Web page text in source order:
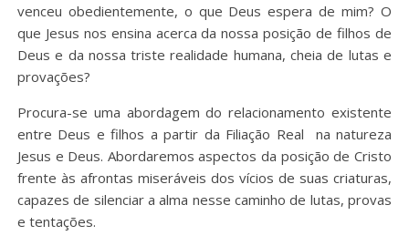
venceu obedientemente, o que Deus espera de mim? O
que Jesus nos ensina acerca da nossa posição de filhos de
Deus e da nossa triste realidade humana, cheia de lutas e
provações?
Procura-se uma abordagem do relacionamento existente
entre Deus e filhos a partir da Filiação Real na natureza
Jesus e Deus. Abordaremos aspectos da posição de Cristo
frente às afrontas miseráveis dos vícios de suas criaturas,
capazes de silenciar a alma nesse caminho de lutas, provas
e tentações.